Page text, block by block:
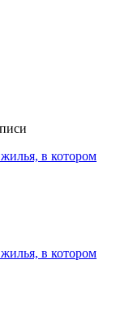
в котором
в котором